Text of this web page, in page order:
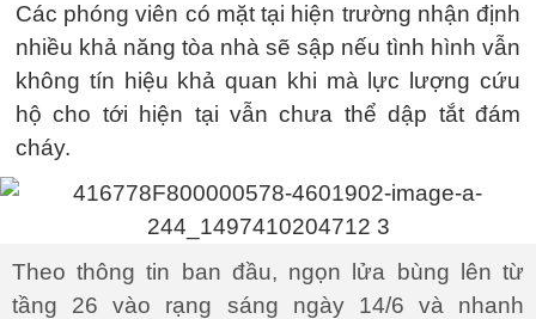
Các phóng viên có mặt tại hiện trường nhận định
nhiều khả năng tòa nhà sẽ sập nếu tình hình vẫn
không tín hiệu khả quan khi mà lực lượng cứu
hộ cho tới hiện tại vẫn chưa thể dập tắt đám
cháy.
Theo thông tin ban đầu, ngọn lửa bùng lên từ
tầng 26 vào rạng sáng ngày 14/6 và nhanh